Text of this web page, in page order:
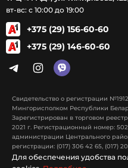
вт-вс: с 10:00 до 19:00
+375 (29) 156-60-60
+375 (29) 146-60-60
Свидетельство о регистрации
Мингорисполком Республики
Зарегистрирован в торговом
2021 г. Регистрационный номер:
администрации Центрального
регистрации: (017) 306 42 65, (017)
Для обеспечения удобства